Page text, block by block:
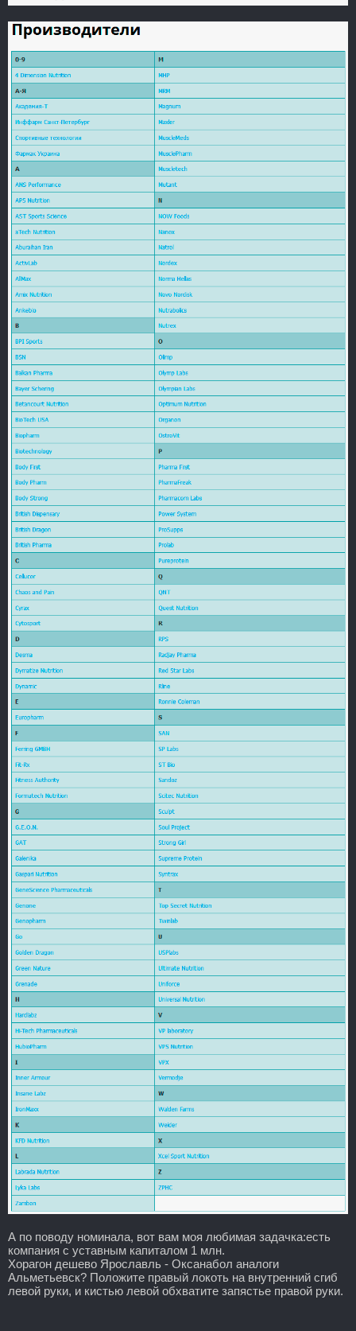
А по поводу номинала, вот вам моя любимая задачка:есть
компания с уставным капиталом 1 млн.
Хорагон дешево Ярославль - Оксанабол аналоги
Альметьевск? Положите правый локоть на внутренний сгиб
левой руки, и кистью левой обхватите запястье правой руки.